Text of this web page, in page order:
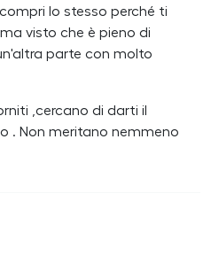
lo stesso perché ti
visto che è pieno di
parte con molto
,cercano di darti il
. Non meritano nemmeno